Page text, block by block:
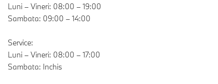
Luni – Vineri: 08:00 – 19:00
Sambata: 09:00 – 14:00
Service:
Luni – Vineri: 08:00 – 17:00
Sambata: Inchis